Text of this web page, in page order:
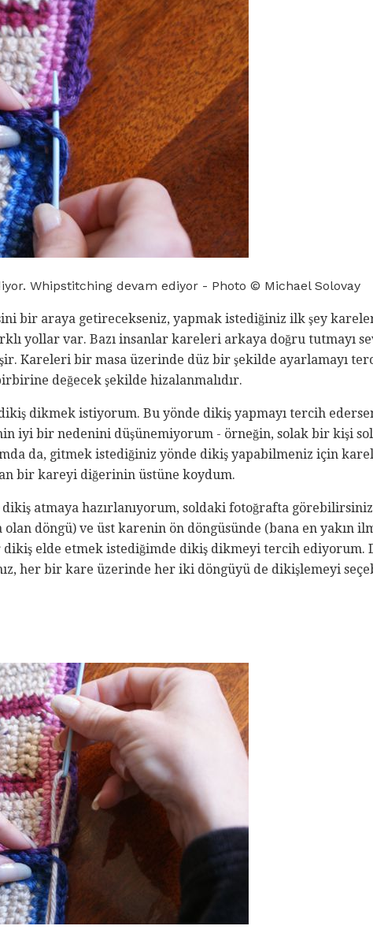
Whipstitching devam ediyor - Photo © Michael Solovay
bir araya getirecekseniz, yapmak istediğiniz ilk şey
yollar var. Bazı insanlar kareleri arkaya doğru tutmayı
Kareleri bir masa üzerinde düz bir şekilde ayarlamayı
değecek şekilde hizalanmalıdır.
dikiş dikmek istiyorum. Bu yönde dikiş yapmayı tercih
iyi bir nedenini düşünemiyorum - örneğin, solak bir kişi
da, gitmek istediğiniz yönde dikiş yapabilmeniz için
bir kareyi diğerinin üstüne koydum.
atmaya hazırlanıyorum, soldaki fotoğrafta
olan döngü) ve üst karenin ön döngüsünde (bana en yakın
dikiş elde etmek istediğimde dikiş dikmeyi tercih ediyorum.
her bir kare üzerinde her iki döngüyü de dikişlemeyi